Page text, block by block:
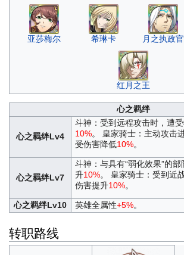
亚莎梅尔 希琳卡 月之执政官
红月之王
心之羁绊
心之羁绊Lv4
斗神：受到远程攻击时，遭
10%。 皇家骑士：主动攻击
受伤害降低10%。
心之羁绊Lv7
斗神：与具有“弱化效果”的
升10%。 皇家骑士：受到近
伤害提升10%。
心之羁绊Lv10 英雄全属性+5%。
转职路线